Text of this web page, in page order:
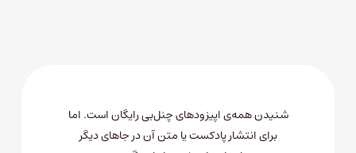
شنیدن همه‌ی اپیزودهای چنل‌بی رایگان است. اما
برای انتشار پادکست یا متن آن در جاهای دیگر